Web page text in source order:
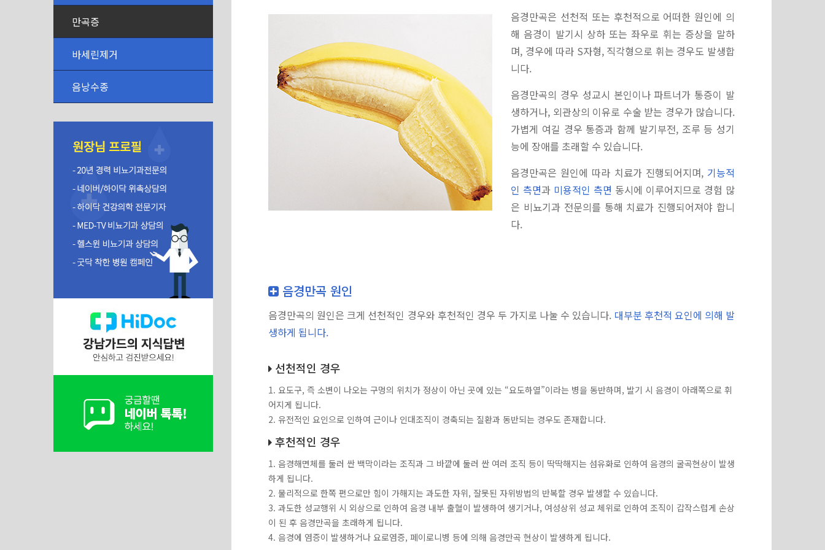
만곡증
바세린제거
음낭수종
음경만곡은 선천적 또는 후천적으로 어떠한 원인에 의
해 음경이 발기시 상하 또는 좌우로 휘는 증상을 말하
며, 경우에 따라 S자형, 직각형으로 휘는 경우도 발생합
니다.
음경만곡의 경우 성교시 본인이나 파트너가 통증이 발
생하거나, 외관상의 이유로 수술 받는 경우가 많습니다.
가볍게 여길 경우 통증과 함께 발기부전, 조루 등 성기
능에 장애를 초래할 수 있습니다.
음경만곡은 원인에 따라 치료가 진행되어지며, 기능적
인 측면과 미용적인 측면 동시에 이루어지므로 경험 많
은 비뇨기과 전문의를 통해 치료가 진행되어져야 합니
다.
음경만곡 원인
음경만곡의 원인은 크게 선천적인 경우와 후천적인 경우 두 가지로 나눌 수 있습니다. 대부분 후천적 요인에 의해 발
생하게 됩니다.
선천적인 경우
1. 요도구, 즉 소변이 나오는 구멍의 위치가 정상이 아닌 곳에 있는 “요도하열”이라는 병을 동반하며, 발기 시 음경이 아래쪽으로 휘
어지게 됩니다.
2. 유전적인 요인으로 인하여 근이나 인대조직이 경축되는 질환과 동반되는 경우도 존재합니다.
후천적인 경우
1. 음경해면체를 둘러 싼 백막이라는 조직과 그 바깥에 둘러 싼 여러 조직 등이 딱딱해지는 섬유화로 인하여 음경의 굴곡현상이 발생
하게 됩니다.
2. 물리적으로 한쪽 편으로만 힘이 가해지는 과도한 자위, 잘못된 자위방법의 반복할 경우 발생할 수 있습니다.
3. 과도한 성교행위 시 외상으로 인하여 음경 내부 출혈이 발생하여 생기거나, 여성상위 성교 체위로 인하여 조직이 갑작스럽게 손상
이 된 후 음경만곡을 초래하게 됩니다.
4. 음경에 염증이 발생하거나 요로염증, 페이로니병 등에 의해 음경만곡 현상이 발생하게 됩니다.